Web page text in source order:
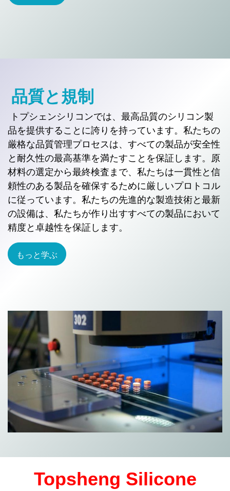
品質と規制
トプシェンシリコンでは、最高品質のシリコン製
品を提供することに誇りを持っています。私たちの
厳格な品質管理プロセスは、すべての製品が安全性
と耐久性の最高基準を満たすことを保証します。原
材料の選定から最終検査まで、私たちは一貫性と信
頼性のある製品を確保するために厳しいプロトコル
に従っています。私たちの先進的な製造技術と最新
の設備は、私たちが作り出すすべての製品において
精度と卓越性を保証します。
もっと学ぶ
Topsheng Silicone